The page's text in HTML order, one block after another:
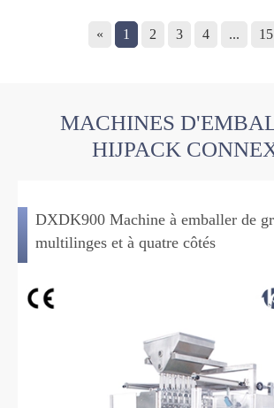
« 1 2 3 4 ... 15
MACHINES
HIJPACK
DXDK900 Machine à emballer de
multilinges et à quatre côtés